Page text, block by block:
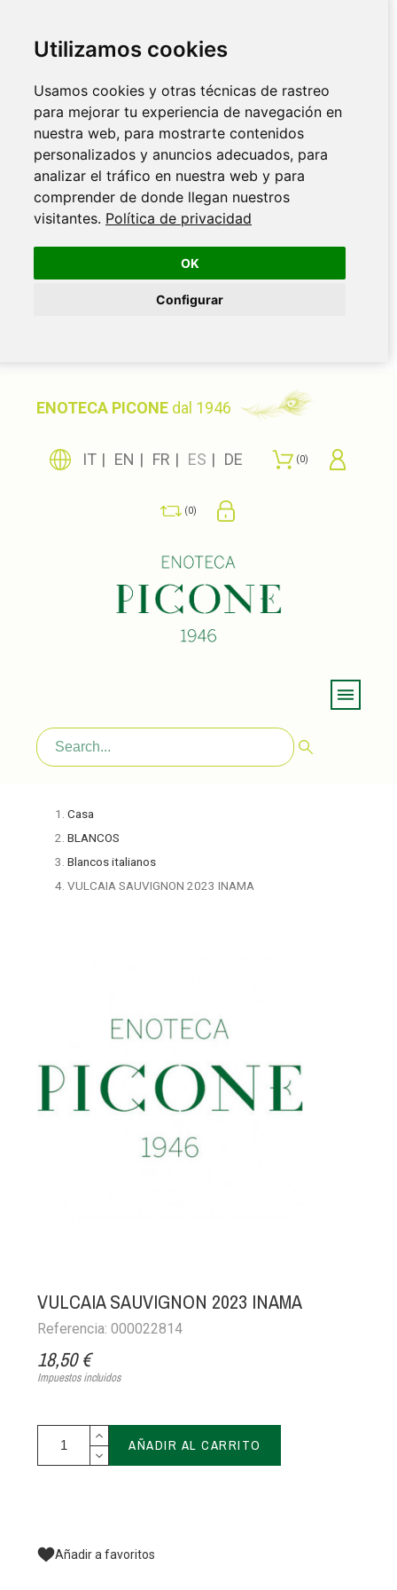
Utilizamos cookies
Usamos cookies y otras técnicas de rastreo
para mejorar tu experiencia de navegación en
nuestra web, para mostrarte contenidos
personalizados y anuncios adecuados, para
analizar el tráfico en nuestra web y para
comprender de donde llegan nuestros
visitantes. Política de privacidad
OK
Configurar
ENOTECA PICONE dal 1946
IT EN FR ES DE 0
0
Casa
BLANCOS
Blancos italianos
VULCAIA SAUVIGNON 2023 INAMA
VULCAIA SAUVIGNON 2023 INAMA
Referencia: 000022814
18,50 €
Impuestos incluidos
AÑADIR AL CARRITO
Añadir a favoritos